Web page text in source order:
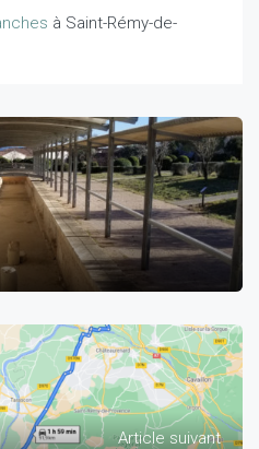
à Saint-Rémy-de-
Article suivant